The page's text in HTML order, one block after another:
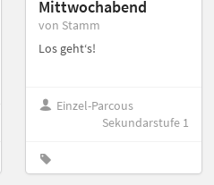
Mittwochabend
von Stamm
Los geht‘s!
Einzel-Parcous
Sekundarstufe 1